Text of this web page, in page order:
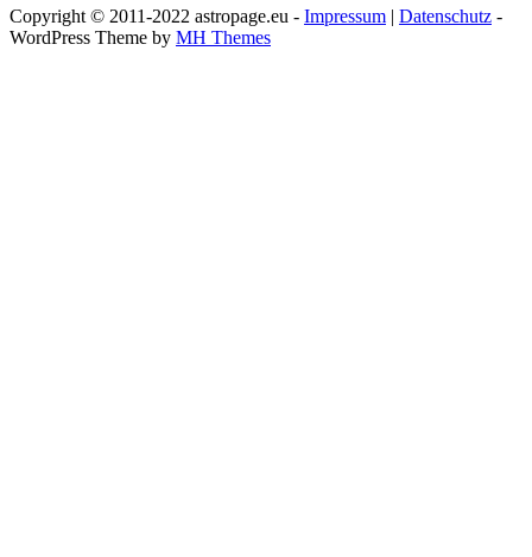
Copyright © 2011-2022 astropage.eu - Impressum | Datenschutz -
WordPress Theme by MH Themes